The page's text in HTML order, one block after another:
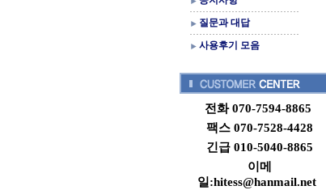
질문과 대답
사용후기 모음
전화 070-7594-8865
팩스 070-7528-4428
긴급 010-5040-8865
이메
일:hitess@hanmail.net